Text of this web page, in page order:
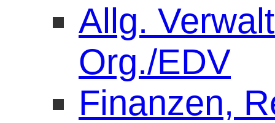
Allg.
Org./EDV
Finanzen,